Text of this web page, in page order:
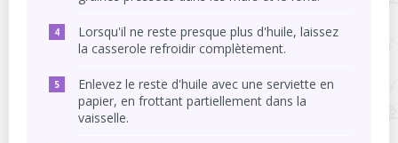
Lorsqu'il ne reste presque plus d'huile, laissez
la casserole refroidir complètement.
Enlevez le reste d'huile avec une serviette en
papier, en frottant partiellement dans la
vaisselle.